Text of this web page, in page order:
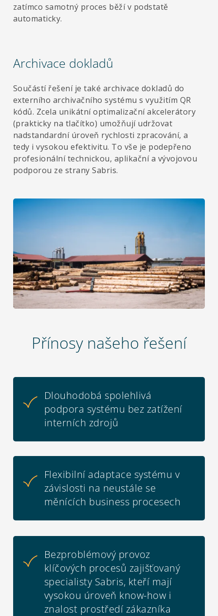
zatímco samotný proces běží v podstatě
automaticky.
Archivace dokladů
Součástí řešení je také archivace dokladů do
externího archivačního systému s využitím QR
kódů. Zcela unikátní optimalizační akcelerátory
(prakticky na tlačítko) umožňují udržovat
nadstandardní úroveň rychlosti zpracování, a
tedy i vysokou efektivitu. To vše je podepřeno
profesionální technickou, aplikační a vývojovou
podporou ze strany Sabris.
Přínosy našeho řešení
Dlouhodobá spolehlivá
podpora systému bez zatížení
interních zdrojů
Flexibilní adaptace systému v
závislosti na neustále se
měnících business procesech
Bezproblémový provoz
klíčových procesů zajišťovaný
specialisty Sabris, kteří mají
vysokou úroveň know-how i
znalost prostředí zákazníka